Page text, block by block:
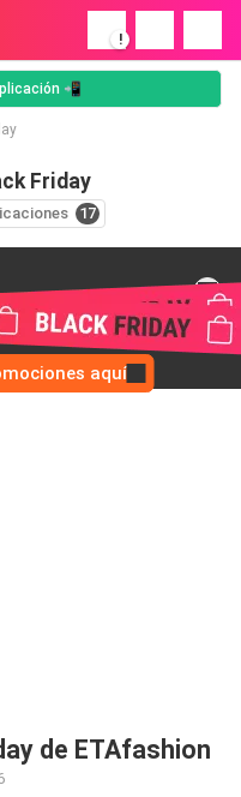
!
📲
Friday
17
aquí
de ETAfashion